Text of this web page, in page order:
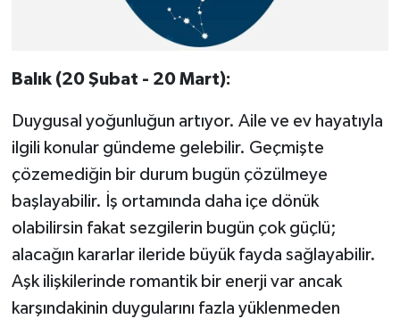
Balık (20 Şubat - 20 Mart):
Duygusal yoğunluğun artıyor. Aile ve ev hayatıyla
ilgili konular gündeme gelebilir. Geçmişte
çözemediğin bir durum bugün çözülmeye
başlayabilir. İş ortamında daha içe dönük
olabilirsin fakat sezgilerin bugün çok güçlü;
alacağın kararlar ileride büyük fayda sağlayabilir.
Aşk ilişkilerinde romantik bir enerji var ancak
karşındakinin duygularını fazla yüklenmeden